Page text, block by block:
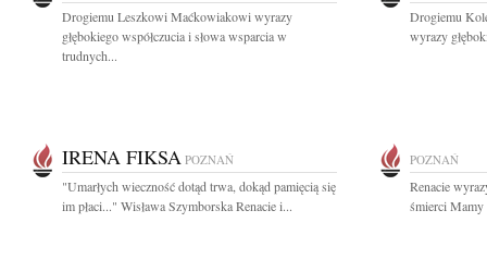
Drogiemu Leszkowi Maćkowiakowi wyrazy
głębokiego współczucia i słowa wsparcia w
trudnych...
Drogiemu
wyrazy
IRENA FIKSA POZNAŃ
"Umarłych wieczność dotąd trwa, dokąd pamięcią się
im płaci..." Wisława Szymborska Renacie i...
POZNAŃ
Renacie
śmierci Mamy